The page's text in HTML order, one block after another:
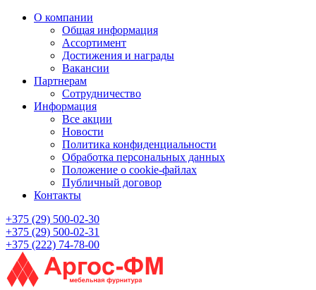
О компании
Общая информация
Ассортимент
Достижения и награды
Вакансии
Партнерам
Сотрудничество
Информация
Все акции
Новости
Политика конфиденциальности
Обработка персональных данных
Положение о cookie-файлах
Публичный договор
Контакты
+375 (29) 500-02-30
+375 (29) 500-02-31
+375 (222) 74-78-00